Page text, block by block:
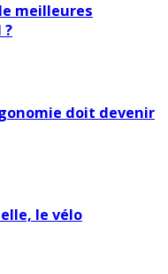
meilleures
doit devenir
le vélo